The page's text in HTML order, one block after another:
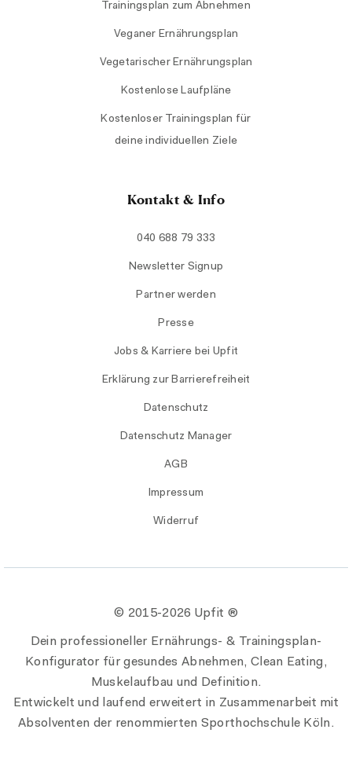
Trainingsplan zum Abnehmen
Veganer Ernährungsplan
Vegetarischer Ernährungsplan
Kostenlose Laufpläne
Kostenloser Trainingsplan für
deine individuellen Ziele
Kontakt & Info
040 688 79 333
Newsletter Signup
Partner werden
Presse
Jobs & Karriere bei Upfit
Erklärung zur Barrierefreiheit
Datenschutz
Datenschutz Manager
AGB
Impressum
Widerruf
© 2015-2026 Upfit ®
Dein professioneller Ernährungs- & Trainingsplan-
Konfigurator für gesundes Abnehmen, Clean Eating,
Muskelaufbau und Definition.
Entwickelt und laufend erweitert in Zusammenarbeit mit
Absolventen der renommierten Sporthochschule Köln.